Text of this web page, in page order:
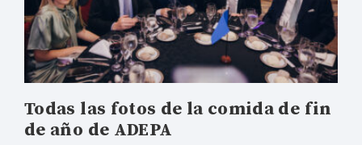
Todas las fotos de la comida de fin
de año de ADEPA